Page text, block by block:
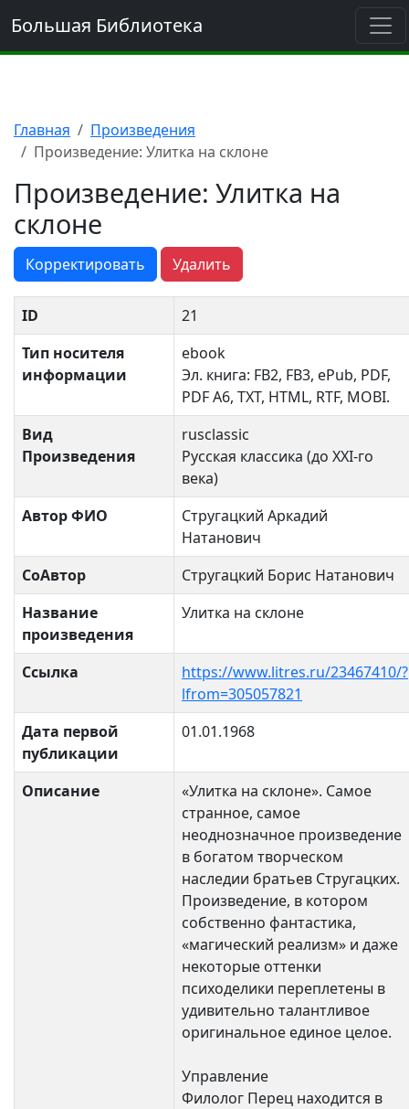
Большая Библиотека
Главная
Произведения
Произведение: Улитка на склоне
Произведение: Улитка на
склоне
Корректировать Удалить
ID
21
Тип носителя
информации
ebook
Эл. книга: FB2, FB3, ePub, PDF,
PDF A6, TXT, HTML, RTF, MOBI.
Вид
Произведения
rusclassic
Русская классика (до XXI-го
века)
Автор ФИО
Стругацкий Аркадий
Натанович
СоАвтор
Стругацкий Борис Натанович
Название
произведения
Улитка на склоне
Ссылка
https://www.litres.ru/23467410/?
lfrom=305057821
Дата первой
публикации
01.01.1968
Описание
«Улитка на склоне». Самое
странное, самое
неоднозначное произведение
в богатом творческом
наследии братьев Стругацких.
Произведение, в котором
собственно фантастика,
«магический реализм» и даже
некоторые оттенки
психоделики переплетены в
удивительно талантливое
оригинальное единое целое.
Управление
Филолог Перец находится в